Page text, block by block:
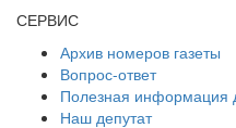
СЕРВИС
Архив номеров газеты
Вопрос-ответ
Полезная информация
Наш депутат